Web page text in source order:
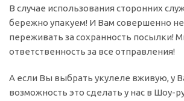
В случае использования сторонних
бережно упакуем! И Вам совершенно
переживать за сохранность посылки!
ответственность за все отправления!
А если Вы выбрать укулеле вживую, у
возможность это сделать у нас в Шоу-